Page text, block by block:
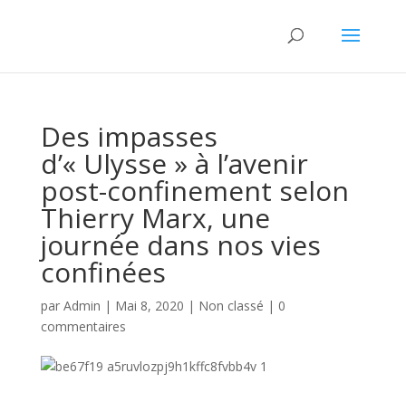
Des impasses
d’« Ulysse » à l’avenir
post-confinement selon
Thierry Marx, une
journée dans nos vies
confinées
par Admin | Mai 8, 2020 | Non classé | 0
commentaires